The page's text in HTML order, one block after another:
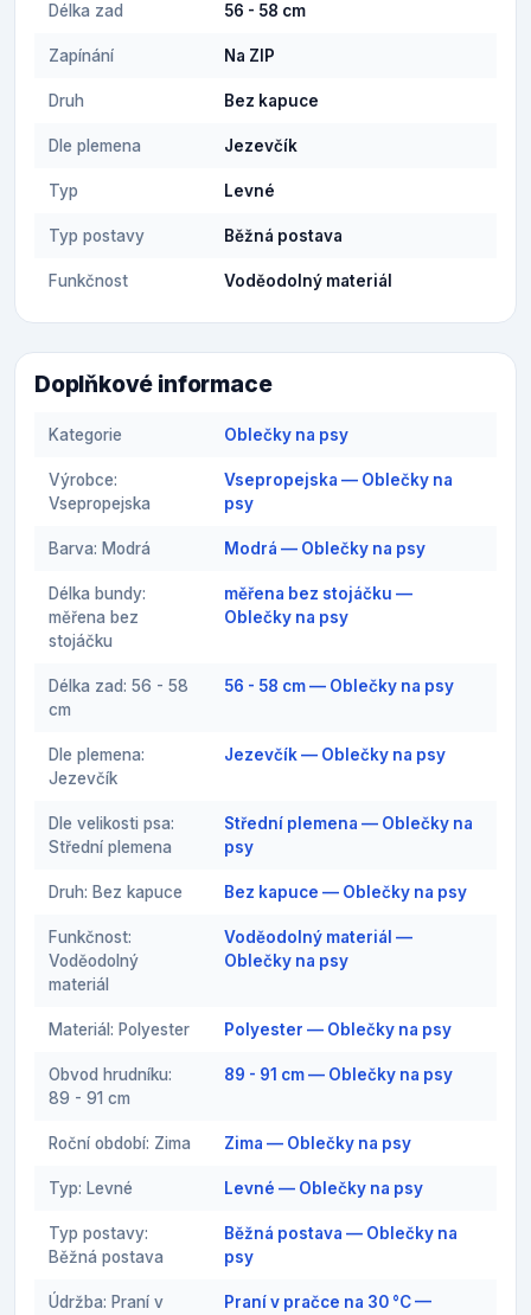
Délka zad 56 - 58 cm
Zapínání Na ZIP
Druh Bez kapuce
Dle plemena Jezevčík
Typ Levné
Typ postavy Běžná postava
Funkčnost Voděodolný materiál
Doplňkové informace
Kategorie Oblečky na psy
Výrobce:
Vsepropejska
Vsepropejska — Oblečky na
psy
Barva: Modrá Modrá — Oblečky na psy
Délka bundy:
měřena bez
stojáčku
měřena bez stojáčku —
Oblečky na psy
Délka zad: 56 - 58
cm
56 - 58 cm — Oblečky na psy
Dle plemena:
Jezevčík
Jezevčík — Oblečky na psy
Dle velikosti psa:
Střední plemena
Střední plemena — Oblečky na
psy
Druh: Bez kapuce Bez kapuce — Oblečky na psy
Funkčnost:
Voděodolný
materiál
Voděodolný materiál —
Oblečky na psy
Materiál: Polyester Polyester — Oblečky na psy
Obvod hrudníku:
89 - 91 cm
89 - 91 cm — Oblečky na psy
Roční období: Zima Zima — Oblečky na psy
Typ: Levné Levné — Oblečky na psy
Typ postavy:
Běžná postava
Běžná postava — Oblečky na
psy
Údržba: Praní v
Praní v pračce na 30 °C —